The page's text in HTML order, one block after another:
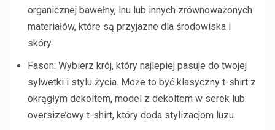
organicznej bawełny, lnu lub innych zrównoważonych
materiałów, które są przyjazne dla środowiska i
skóry.
Fason: Wybierz krój, który najlepiej pasuje do twojej
sylwetki i stylu życia. Może to być klasyczny t-shirt z
okrągłym dekoltem, model z dekoltem w serek lub
oversize’owy t-shirt, który doda stylizacjom luzu.